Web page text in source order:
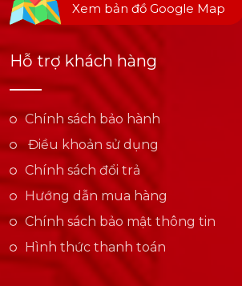
Xem bản đồ Google Map
Hỗ trợ khách hàng
Chính sách bảo hành
Điều khoản sử dụng
Chính sách đổi trả
Hướng dẫn mua hàng
Chính sách bảo mật thông tin
Hình thức thanh toán